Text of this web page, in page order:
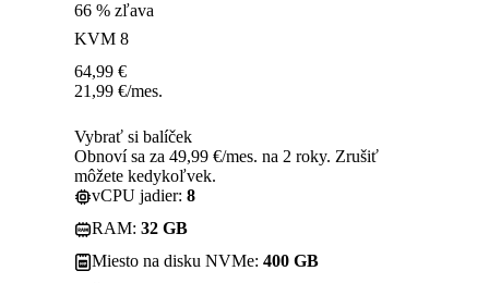
66 % zľava
KVM 8
64,99 €
21,99 €/mes.
Vybrať si balíček
Obnoví sa za 49,99 €/mes. na 2 roky. Zrušiť
môžete kedykoľvek.
vCPU jadier: 8
RAM: 32 GB
Miesto na disku NVMe: 400 GB